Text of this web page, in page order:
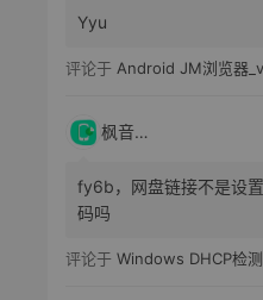
Yyu
评论于 Android JM浏览器
枫音应用
fy6b，网盘链接不是设
码吗
评论于 Windows DHCP检